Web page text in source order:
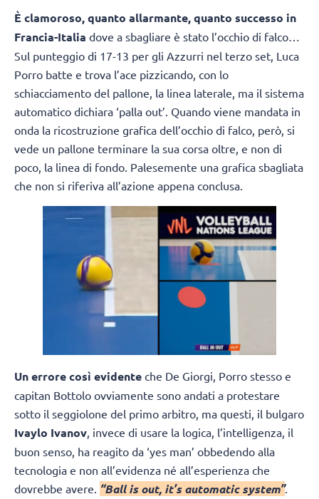
È clamoroso, quanto allarmante, quanto successo in
Francia-Italia dove a sbagliare è stato l’occhio di falco…
Sul punteggio di 17-13 per gli Azzurri nel terzo set, Luca
Porro batte e trova l’ace pizzicando, con lo
schiacciamento del pallone, la linea laterale, ma il sistema
automatico dichiara ‘palla out’. Quando viene mandata in
onda la ricostruzione grafica dell’occhio di falco, però, si
vede un pallone terminare la sua corsa oltre, e non di
poco, la linea di fondo. Palesemente una grafica sbagliata
che non si riferiva all’azione appena conclusa.
Un errore così evidente che De Giorgi, Porro stesso e
capitan Bottolo ovviamente sono andati a protestare
sotto il seggiolone del primo arbitro, ma questi, il bulgaro
Ivaylo Ivanov , invece di usare la logica, l’intelligenza, il
buon senso, ha reagito da ‘yes man’ obbedendo alla
tecnologia e non all’evidenza né all’esperienza che
dovrebbe avere. “Ball is out, it’s automatic system”.